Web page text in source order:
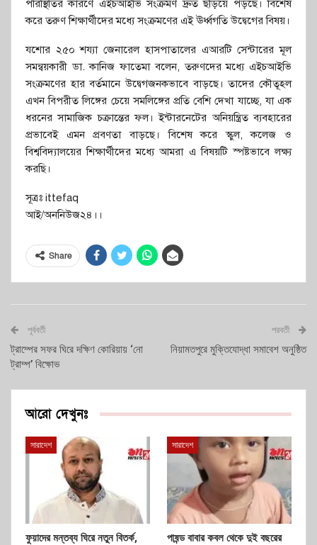
পরিস্থিতির কারণে এইচআইভি সংক্রমণ দ্রুত ছড়িয়ে পড়ছে। বিশেষ
করে তরুণ শিক্ষার্থীদের মধ্যে সংক্রমণের এই ঊর্ধ্বগতি উদ্বেগের বিষয়।
যশোর ২৫০ শয্যা জেনারেল হাসপাতালের এআরটি সেন্টারের মূল
সমন্বয়কারী ডা. কানিজ ফাতেমা বলেন, তরুণদের মধ্যে এইচআইভি
সংক্রমণের হার বর্তমানে উদ্বেগজনকভাবে বাড়ছে। তাদের কৌতূহল
এখন বিপরীত লিঙ্গের চেয়ে সমলিঙ্গের প্রতি বেশি দেখা যাচ্ছে, যা এক
ধরনের সামাজিক চক্রান্তের ফল। ইন্টারনেটের অনিয়ন্ত্রিত ব্যবহারের
প্রভাবেই এমন প্রবণতা বাড়ছে। বিশেষ করে স্কুল, কলেজ ও
বিশ্ববিদ্যালয়ের শিক্ষার্থীদের মধ্যে আমরা এ বিষয়টি স্পষ্টভাবে লক্ষ্য
করছি।
সূত্রঃ ittefaq
আই/অননিউজ২৪।।
Share
পূর্ববর্তী
ট্রাম্পের সফর ঘিরে দক্ষিণ কোরিয়ায় ‘নো
ট্রাম্প’ বিক্ষোভ
পরবর্তী
নিয়ামতপুরে মুক্তিযোদ্ধা সমাবেশ অনুষ্ঠিত
আরো দেখুনঃ
সারাদেশ
ফুয়াদের মন্তব্য ঘিরে নতুন বিতর্ক,
সারাদেশ
পাষন্ড বাবার কবল থেকে দুই বছরের